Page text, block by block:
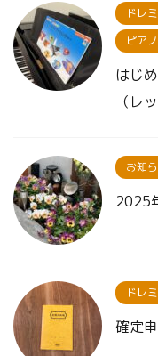
ドレ
ピア
はじ
（レ
お知
2025
ドレ
確定